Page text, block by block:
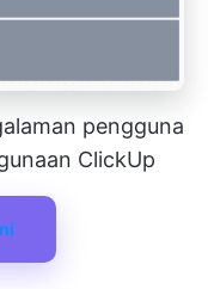
pengguna
ClickUp